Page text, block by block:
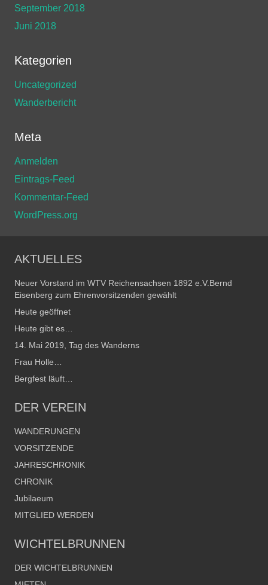
September 2018
Juni 2018
Kategorien
Uncategorized
Wanderbericht
Meta
Anmelden
Eintrags-Feed
Kommentar-Feed
WordPress.org
AKTUELLES
Neuer Vorstand im WTV Reichensachsen 1892 e.V.Bernd
Eisenberg zum Ehrenvorsitzenden gewählt
Heute geöffnet
Heute gibt es…
14. Mai 2019, Tag des Wanderns
Frau Holle…
Bergfest läuft…
DER VEREIN
WANDERUNGEN
VORSITZENDE
JAHRESCHRONIK
CHRONIK
Jubilaeum
MITGLIED WERDEN
WICHTELBRUNNEN
DER WICHTELBRUNNEN